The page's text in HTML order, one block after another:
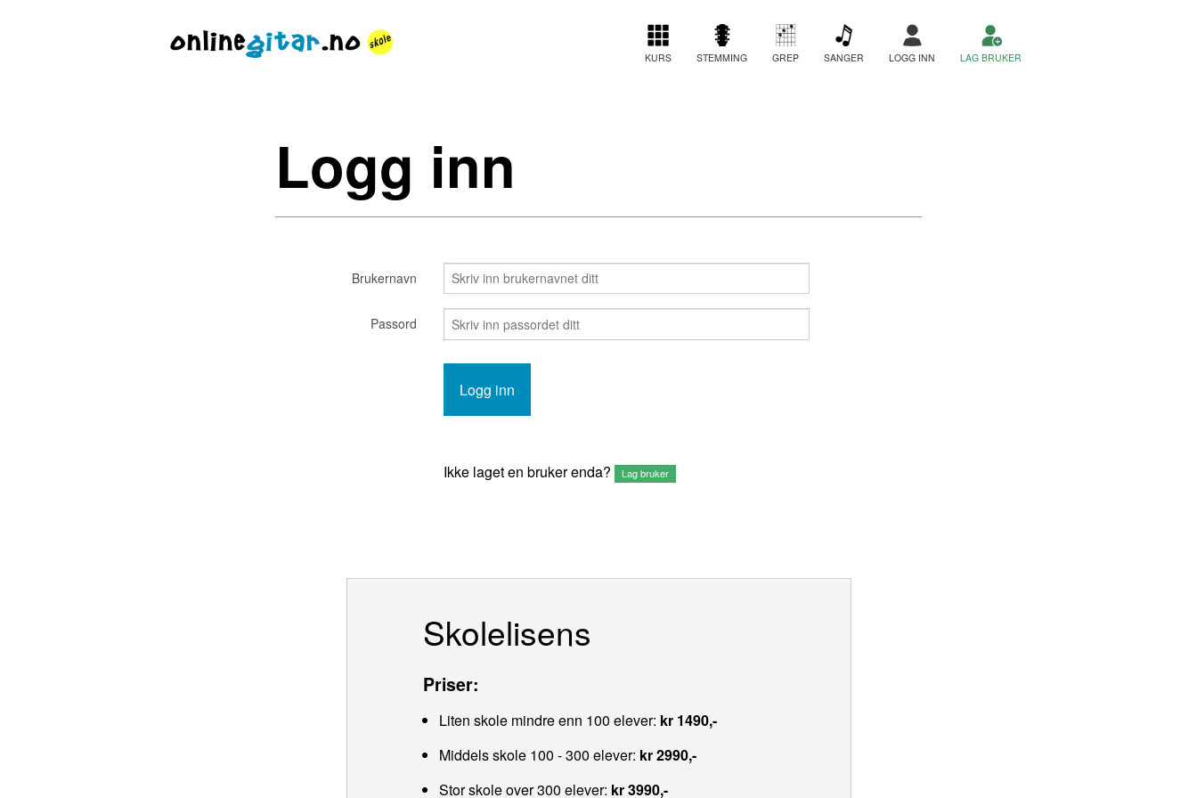
KURS STEMMING GREP SANGER LOGG INN LAG BRUKER
Logg inn
Brukernavn
Passord
Ikke laget en bruker enda? Lag bruker
Skolelisens
Priser:
Liten skole mindre enn 100 elever: kr 1490,-
Middels skole 100 - 300 elever: kr 2990,-
Stor skole over 300 elever: kr 3990,-